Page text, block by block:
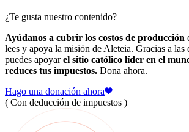
¿Te gusta nuestro contenido?
Ayúdanos a cubrir los costos de producción
lees y apoya la misión de Aleteia. Gracias a las
puedes apoyarel sitio católico líder en el
reduces tus impuestos. Dona ahora.
Hago una donación ahora
( Con deducción de impuestos )